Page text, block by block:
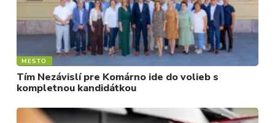
MESTO
Tím Nezávislí pre Komárno ide do volieb s
kompletnou kandidátkou